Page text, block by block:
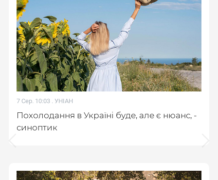
7 Сер. 10:03 . УНІАН
Похолодання в Україні буде, але є нюанс, -
синоптик